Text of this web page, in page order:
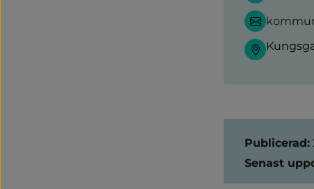
Publicerad:
Senast